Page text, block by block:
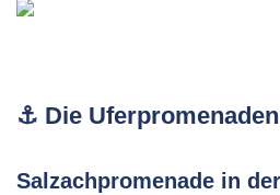
⚓ Die
Salzachpromenade in